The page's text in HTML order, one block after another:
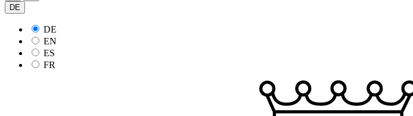
DE
DE
EN
ES
FR